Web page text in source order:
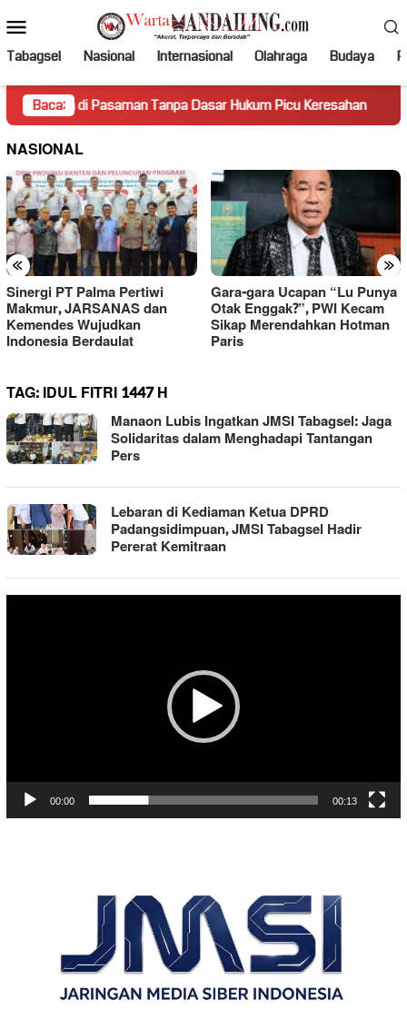
ke
kontenMobile
Tabagsel Nasional Internasional Olahraga Budaya
Baca:
di Pasaman Tanpa Dasar Hukum Picu Keresahan Truk
NASIONAL
« »
Sinergi PT Palma Pertiwi
Makmur, JARSANAS dan
Kemendes Wujudkan
Indonesia Berdaulat
Gara-gara Ucapan “Lu Punya
Otak Enggak?”, PWI Kecam
Sikap Merendahkan Hotman
Paris
TAG:IDUL FITRI 1447 H
Manaon Lubis Ingatkan JMSI Tabagsel: Jaga
Solidaritas dalam Menghadapi Tantangan
Pers
Lebaran di Kediaman Ketua DPRD
Padangsidimpuan, JMSI Tabagsel Hadir
Pererat Kemitraan
00:00 00:13